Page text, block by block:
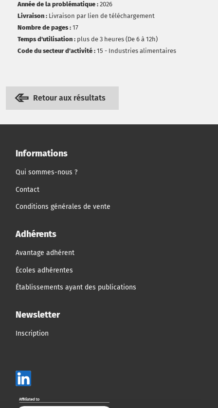
Année de la problématique : 2026
Livraison : Livraison par lien de téléchargement
Nombre de pages : 17
Temps d'utilisation : plus de 3 heures (De 6 à 12h)
Code du secteur d'activité : 15 - Industries alimentaires
Retour aux résultats
Informations
Qui sommes-nous ?
Contact
Conditions générales de vente
Adhérents
Avantage adhérent
Écoles adhérentes
Établissements ayant des publications
Newsletter
Inscription